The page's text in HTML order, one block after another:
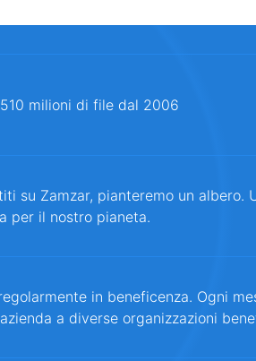
milioni di file dal 2006
su Zamzar, pianteremo un albero.
per il nostro pianeta.
in beneficenza. Ogni
a diverse organizzazioni